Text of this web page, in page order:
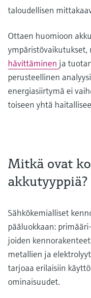
taloudellisen
Ottaen huomioon
hävittäminen ja
perusteellinen
energiasiirtymä ei
toiseen yhtä
Mitkä ovat
akkutyyppiä?
Sähkökemialliset
pääluokkaan:
joiden
metallien ja
tarjoaa erilaisiin
ominaisuudet.